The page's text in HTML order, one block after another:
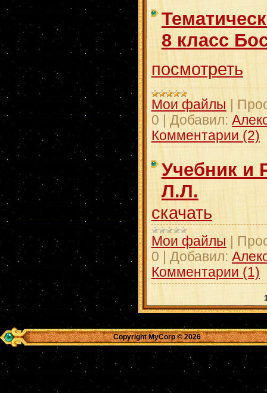
8 класс
посмотреть
Мои файлы
0
Добавил:
Комментарии (2)
Учебник и
Л.Л.
скачать
Мои файлы
0
Добавил:
Комментарии (1)
Copyright MyCorp © 2026